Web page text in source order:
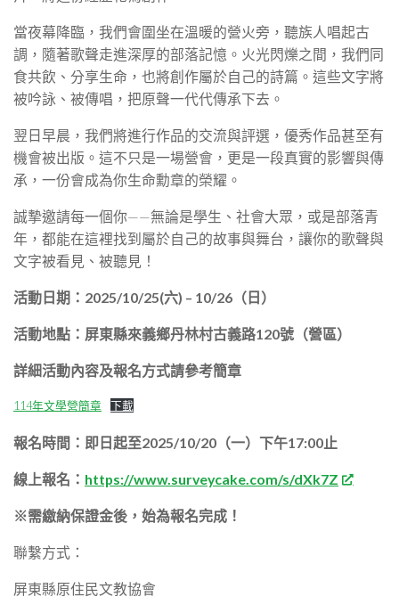
當夜幕降臨，我們會圍坐在溫暖的營火旁，聽族人唱起古
調，隨著歌聲走進深厚的部落記憶。火光閃爍之間，我們同
食共飲、分享生命，也將創作屬於自己的詩篇。這些文字將
被吟詠、被傳唱，把原聲一代代傳承下去。
翌日早晨，我們將進行作品的交流與評選，優秀作品甚至有
機會被出版。這不只是一場營會，更是一段真實的影響與傳
承，一份會成為你生命勳章的榮耀。
誠摯邀請每一個你——無論是學生、社會大眾，或是部落青
年，都能在這裡找到屬於自己的故事與舞台，讓你的歌聲與
文字被看見、被聽見！
活動日期：2025/10/25(六) – 10/26（日）
活動地點：屏東縣來義鄉丹林村古義路120號（營區）
詳細活動內容及報名方式請參考簡章
114年文學營簡章 下載
報名時間：即日起至2025/10/20（一）下午17:00止
線上報名： https://www.surveycake.com/s/dXk7Z
※需繳納保證金後，始為報名完成！
聯繫方式：
屏東縣原住民文教協會